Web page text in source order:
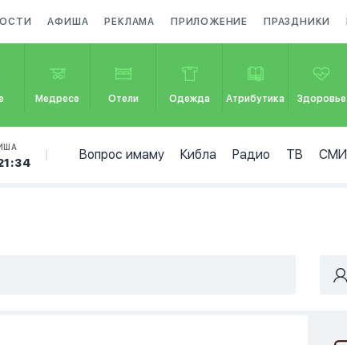
АФИША РЕКЛАМА ПРИЛОЖЕНИЕ ПРАЗДНИКИ
Медресе Отели Одежда Атрибутика Здоровье
Вопрос имаму Кибла Радио ТВ СМИ